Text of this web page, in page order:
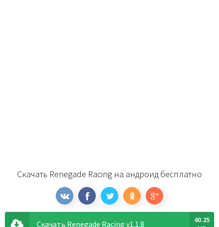
Скачать Renegade Racing на андроид бесплатно
Скачать Renegade Racing v1.1.8
40.25